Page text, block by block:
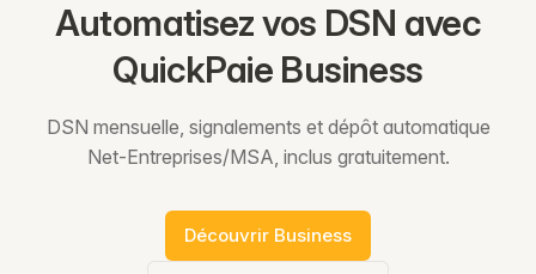
Automatisez vos DSN avec
QuickPaie Business
DSN mensuelle, signalements et dépôt automatique
Net-Entreprises/MSA, inclus gratuitement.
Découvrir Business